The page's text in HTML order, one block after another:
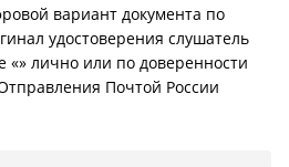
вариант документа по
удостоверения слушатель
«» лично или по доверенности
Почтой России